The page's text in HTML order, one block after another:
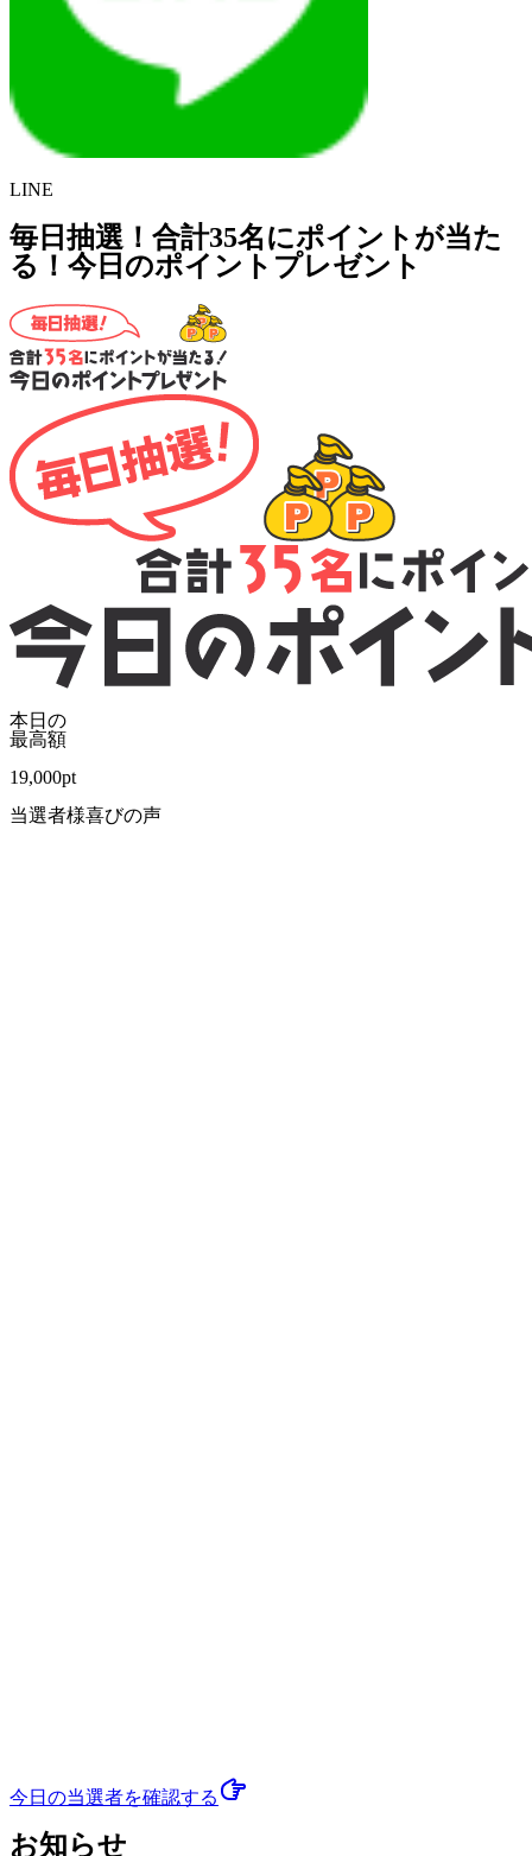
LINE
毎日抽選！合計35名にポイントが当た
る！今日のポイントプレゼント
本日の
最高額
19,000pt
当選者様喜びの声
今日の当選者を確認する
お知らせ